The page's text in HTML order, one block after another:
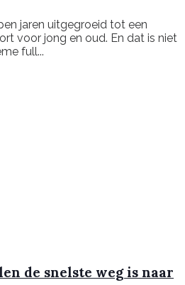
jaren uitgegroeid tot een
voor jong en oud. En dat is niet
full...
de snelste weg is naar